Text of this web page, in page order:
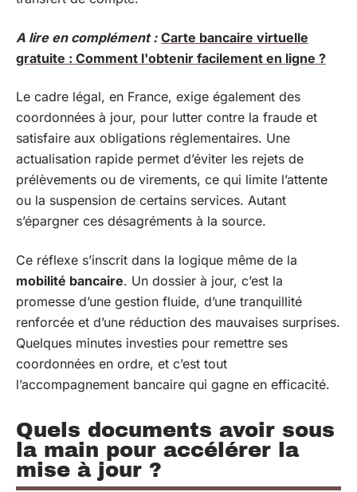
A lire en complément : Carte bancaire virtuelle
gratuite : Comment l'obtenir facilement en ligne ?
Le cadre légal, en France, exige également des
coordonnées à jour, pour lutter contre la fraude et
satisfaire aux obligations réglementaires. Une
actualisation rapide permet d’éviter les rejets de
prélèvements ou de virements, ce qui limite l’attente
ou la suspension de certains services. Autant
s’épargner ces désagréments à la source.
Ce réflexe s’inscrit dans la logique même de la
mobilité bancaire. Un dossier à jour, c’est la
promesse d’une gestion fluide, d’une tranquillité
renforcée et d’une réduction des mauvaises surprises.
Quelques minutes investies pour remettre ses
coordonnées en ordre, et c’est tout
l’accompagnement bancaire qui gagne en efficacité.
Quels documents avoir sous
la main pour accélérer la
mise à jour ?